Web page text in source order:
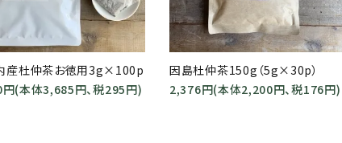
産杜仲茶お徳用3g×100p
(本体3,685円、税295円)
因島杜仲茶150g（5g×30p）
2,376円(本体2,200円、税176円)